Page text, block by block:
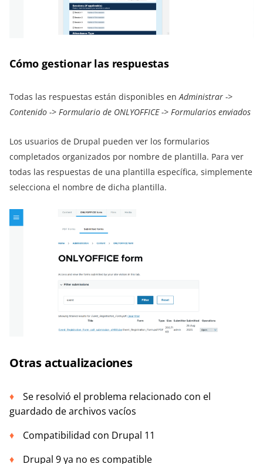
Cómo gestionar las respuestas
Todas las respuestas están disponibles en Administrar ->
Contenido -> Formulario de ONLYOFFICE -> Formularios enviados
Los usuarios de Drupal pueden ver los formularios
completados organizados por nombre de plantilla. Para ver
todas las respuestas de una plantilla específica, simplemente
selecciona el nombre de dicha plantilla.
Otras actualizaciones
Se resolvió el problema relacionado con el
guardado de archivos vacíos
Compatibilidad con Drupal 11
Drupal 9 ya no es compatible